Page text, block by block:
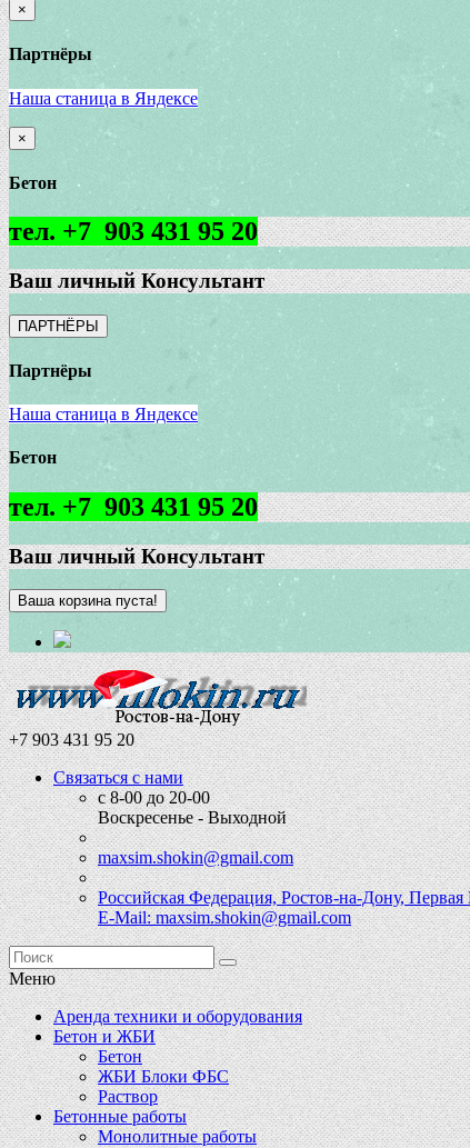
×
Партнёры
Наша станица в Яндексе
×
Бетон
тел. +7 903 431 95 20
Ваш личный Консультант
ПАРТНЁРЫ
Партнёры
Наша станица в Яндексе
Бетон
тел. +7 903 431 95 20
Ваш личный Консультант
Ваша корзина пуста!
+7 903 431 95 20
Связаться с нами
с 8-00 до 20-00
Воскресенье - Выходной
maxsim.shokin@gmail.com
Российская Федерация, Ростов-на-Дону,
E-Mail: maxsim.shokin@gmail.com
Меню
Аренда техники и оборудования
Бетон и ЖБИ
Бетон
ЖБИ Блоки ФБС
Раствор
Бетонные работы
Монолитные работы